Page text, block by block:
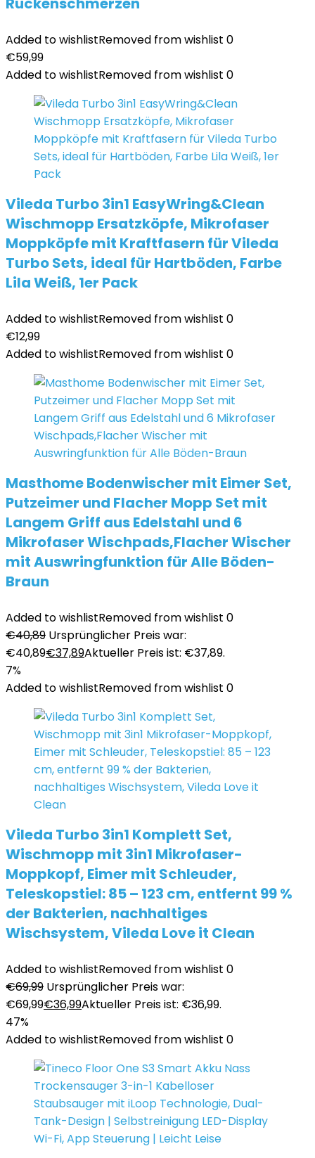
Added to wishlistRemoved from wishlist 0
€59,99
Added to wishlistRemoved from wishlist 0
Vileda Turbo 3in1 EasyWring&Clean
Wischmopp Ersatzköpfe, Mikrofaser
Moppköpfe mit Kraftfasern für Vileda
Turbo Sets, ideal für Hartböden, Farbe
Lila Weiß, 1er Pack
Added to wishlistRemoved from wishlist 0
€12,99
Added to wishlistRemoved from wishlist 0
Masthome Bodenwischer mit Eimer Set,
Putzeimer und Flacher Mopp Set mit
Langem Griff aus Edelstahl und 6
Mikrofaser Wischpads,Flacher Wischer
mit Auswringfunktion für Alle Böden-
Braun
Added to wishlistRemoved from wishlist 0
€40,89 Ursprünglicher Preis war:
€40,89€37,89Aktueller Preis ist: €37,89.
7%
Added to wishlistRemoved from wishlist 0
Vileda Turbo 3in1 Komplett Set,
Wischmopp mit 3in1 Mikrofaser-
Moppkopf, Eimer mit Schleuder,
Teleskopstiel: 85 – 123 cm, entfernt 99 %
der Bakterien, nachhaltiges
Wischsystem, Vileda Love it Clean
Added to wishlistRemoved from wishlist 0
€69,99 Ursprünglicher Preis war:
€69,99€36,99Aktueller Preis ist: €36,99.
47%
Added to wishlistRemoved from wishlist 0